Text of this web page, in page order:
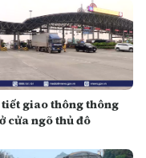
giao thông thông
cửa ngõ thủ đô